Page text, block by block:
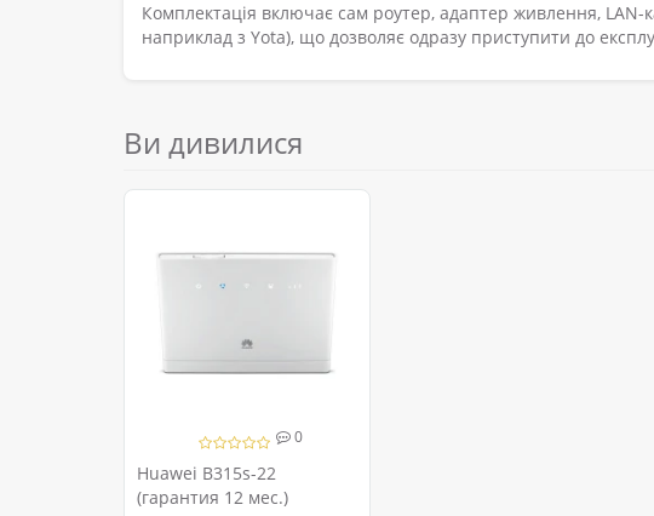
Комплектація включає сам роутер, адаптер живлення, LAN-
наприклад з Yota), що дозволяє одразу приступити до
Ви дивилися
0
Huawei B315s-22
(гарантия 12 мес.)